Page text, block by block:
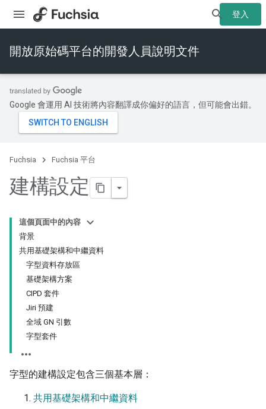
登入
開放原始碼平台的開發人員說明文件
Google 會運用 AI 技術將內容翻譯成你偏好的語言，但可能會出錯。
Fuchsia Fuchsia 平台
建構設定
這個頁面中的內容
背景
共用基礎架構和中繼資料
字型資料存放區
基礎架構方案
CIPD 套件
Jiri 預建
全域 GN 引數
字型套件
字型的建構設定包含三個基本層：
共用基礎架構和中繼資料